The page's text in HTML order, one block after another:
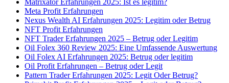
Matrixator Erfahrungen 2025: Ist es legitim?
Meta Profit Erfahrungen
Nexus Wealth AI Erfahrungen 2025: Legitim oder Betrug
NFT Profit Erfahrungen
NFT Trader Erfahrungen 2025 – Betrug oder Legitim
Oil Folex 360 Review 2025: Eine Umfassende Auswertung
Oil Folex AI Erfahrungen 2025: Betrug oder legitim
Oil Profit Erfahrungen – Betrug oder Legit
Pattern Trader Erfahrungen 2025: Legit Oder Betrug?